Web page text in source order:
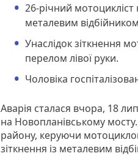
26-річний мотоцикліст
металевим
Унаслідок зіткнення
перелом лівої руки.
Чоловіка
Аварія сталася вчора, 18
на Новопланівському
району, керуючи
зіткнення із металевим